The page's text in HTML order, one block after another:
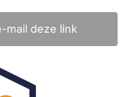
mail deze link